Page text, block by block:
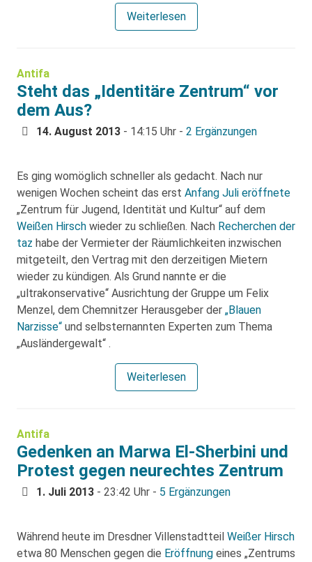
Weiterlesen
Antifa
Steht das „Identitäre Zentrum“ vor
dem Aus?
14. August 2013 - 14:15 Uhr - 2 Ergänzungen
Es ging womöglich schneller als gedacht. Nach nur
wenigen Wochen scheint das erst Anfang Juli eröffnete
„Zentrum für Jugend, Identität und Kultur“ auf dem
Weißen Hirsch wieder zu schließen. Nach Recherchen der
taz habe der Vermieter der Räumlichkeiten inzwischen
mitgeteilt, den Vertrag mit den derzeitigen Mietern
wieder zu kündigen. Als Grund nannte er die
„ultrakonservative“ Ausrichtung der Gruppe um Felix
Menzel, dem Chemnitzer Herausgeber der „Blauen
Narzisse“ und selbsternannten Experten zum Thema
„Ausländergewalt“ .
Weiterlesen
Antifa
Gedenken an Marwa El-Sherbini und
Protest gegen neurechtes Zentrum
1. Juli 2013 - 23:42 Uhr - 5 Ergänzungen
Während heute im Dresdner Villenstadtteil Weißer Hirsch
etwa 80 Menschen gegen die Eröffnung eines „Zentrums